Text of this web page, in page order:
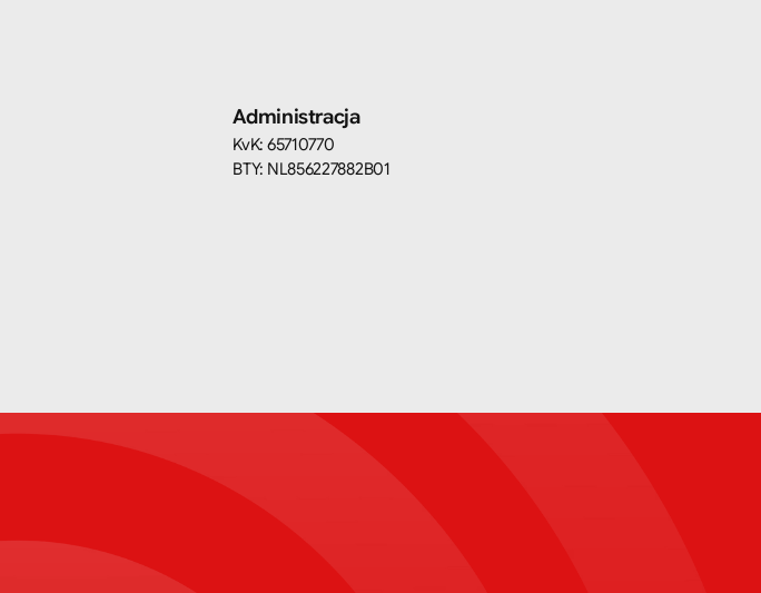
Administracja
KvK: 65710770
BTY: NL856227882B01